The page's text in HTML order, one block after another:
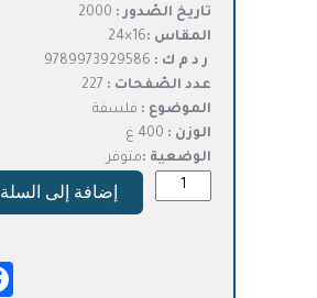
تاريخ الصّدور :
المقاس :16×24
ر د م ك :
عدد الصّفحات :
الموضوع : فلسفة
الوزن :
الوضعية :متوفر
إضافة إلى السلة